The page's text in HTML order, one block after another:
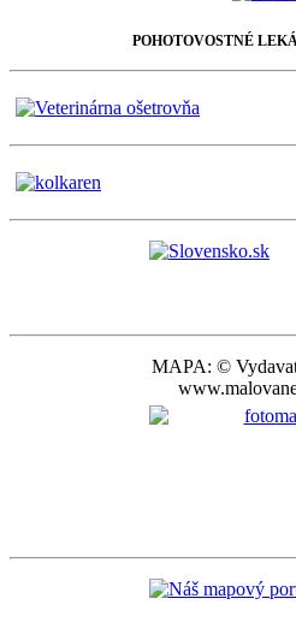
POHOTOVOSTNÉ
MAPA: ©